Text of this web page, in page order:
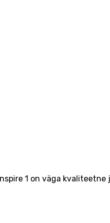
1 on väga kvaliteetne